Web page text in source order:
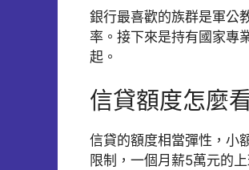
銀行最喜歡的族群是軍公
率。接下來是持有國家專
起。
信貸額度怎麼
信貸的額度相當彈性，小
限制，一個月薪5萬元的